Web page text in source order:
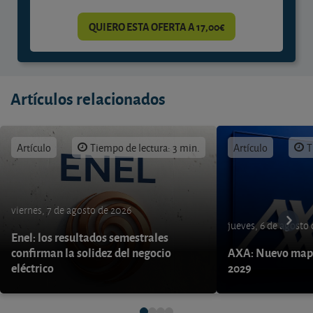
QUIERO ESTA OFERTA A 17,00€
Artículos relacionados
Artículo Tiempo de lectura: 3 min.
viernes, 7 de agosto de 2026
Enel: los resultados semestrales
confirman la solidez del negocio
eléctrico
Artículo
jueves, 6 de agosto
AXA: Nuevo
2029